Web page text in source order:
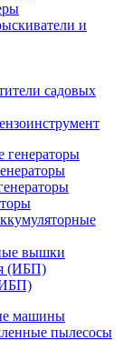
и
садовых
генераторы
вышки
машины
пылесосы